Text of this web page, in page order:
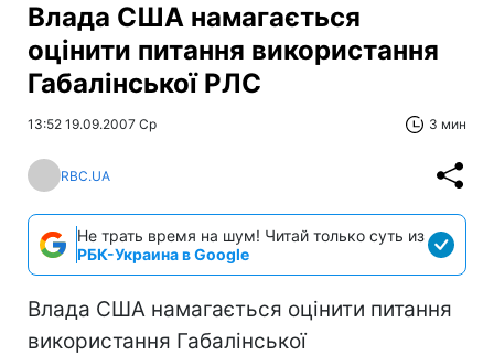
Влада США намагається
оцінити питання використання
Габалінської РЛС
13:52 19.09.2007 Ср 3 мин
RBC.UA
Не трать время на шум! Читай только суть из
РБК-Украина в Google
Влада США намагається оцінити питання
використання Габалінської